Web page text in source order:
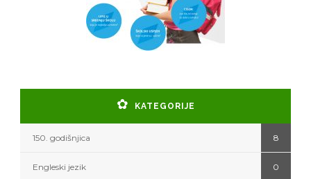
KATEGORIJE
150. godišnjica 8
Engleski jezik 0